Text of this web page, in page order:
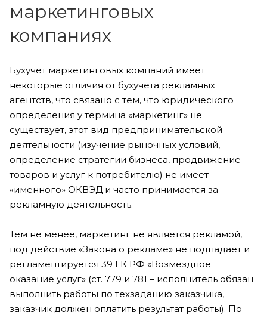
маркетинговых
компаниях
Бухучет маркетинговых компаний имеет
некоторые отличия от бухучета рекламных
агентств, что связано с тем, что юридического
определения у термина «маркетинг» не
существует, этот вид предпринимательской
деятельности (изучение рыночных условий,
определение стратегии бизнеса, продвижение
товаров и услуг к потребителю) не имеет
«именного» ОКВЭД и часто принимается за
рекламную деятельность.
Тем не менее, маркетинг не является рекламой,
под действие «Закона о рекламе» не подпадает и
регламентируется 39 ГК РФ «Возмездное
оказание услуг» (ст. 779 и 781 – исполнитель обязан
выполнить работы по техзаданию заказчика,
заказчик должен оплатить результат работы). По